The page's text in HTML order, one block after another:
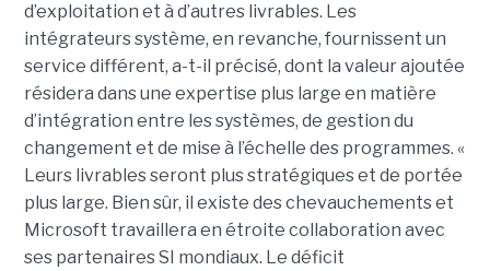
d’exploitation et à d’autres livrables. Les
intégrateurs système, en revanche, fournissent un
service différent, a-t-il précisé, dont la valeur ajoutée
résidera dans une expertise plus large en matière
d’intégration entre les systèmes, de gestion du
changement et de mise à l’échelle des programmes. «
Leurs livrables seront plus stratégiques et de portée
plus large. Bien sûr, il existe des chevauchements et
Microsoft travaillera en étroite collaboration avec
ses partenaires SI mondiaux. Le déficit